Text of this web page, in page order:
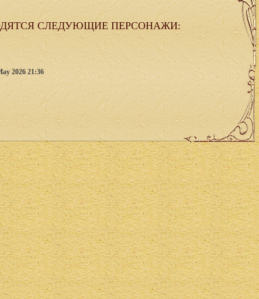
СЛЕДУЮЩИЕ ПЕРСОНАЖИ:
2026 21:36